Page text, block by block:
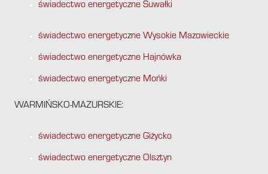
świadectwo energetyczne Suwałki
świadectwo energetyczne Wysokie Mazowieckie
świadectwo energetyczne Hajnówka
świadectwo energetyczne Mońki
WARMIŃSKO-MAZURSKIE:
świadectwo energetyczne Giżycko
świadectwo energetyczne Olsztyn